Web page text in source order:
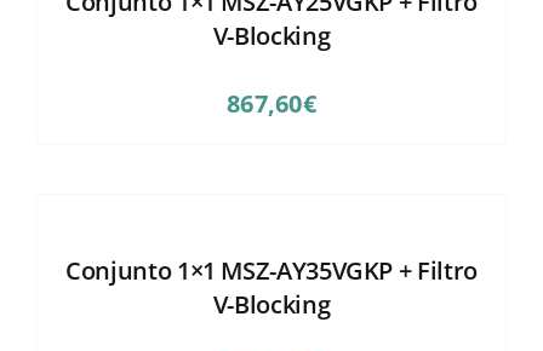
V-Blocking
867,60€
Conjunto 1×1 MSZ-AY35VGKP + Filtro
V-Blocking